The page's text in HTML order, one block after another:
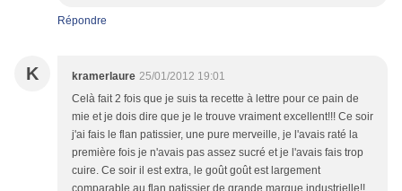
Répondre
K kramerlaure 25/01/2012 19:01
Celà fait 2 fois que je suis ta recette à lettre pour ce pain de
mie et je dois dire que je le trouve vraiment excellent!!! Ce soir
j'ai fais le flan patissier, une pure merveille, je l'avais raté la
première fois je n'avais pas assez sucré et je l'avais fais trop
cuire. Ce soir il est extra, le goût goût est largement
comparable au flan patissier de grande marque industrielle!!